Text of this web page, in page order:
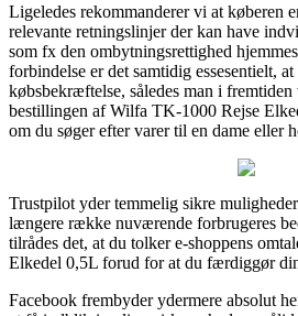
Ligeledes rekommanderer vi at køberen
relevante retningslinjer der kan have
som fx den ombytningsrettighed
forbindelse er det samtidig essesentielt,
købsbekræftelse, således man i
bestillingen af Wilfa TK-1000 Rejse
om du søger efter varer til en dame eller
Trustpilot yder temmelig sikre
længere række nuværende forbrugeres
tilrådes det, at du tolker e-shoppens
Elkedel 0,5L forud for at du færdiggør
Facebook frembyder ydermere absolut